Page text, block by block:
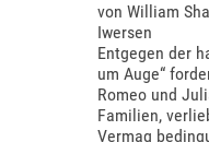
von William
Iwersen
Entgegen der
um Auge“
Romeo und
Familien,
Vermag